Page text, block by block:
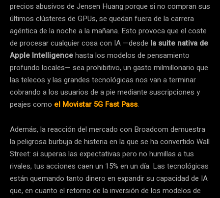
precios abusivos de Jensen Huang porque si no compran sus
últimos clústeres de GPUs, se quedan fuera de la carrera
agéntica de la noche a la mañana. Esto provoca que el coste
de procesar cualquier cosa con IA —desde la suite nativa de
Apple Intelligencehasta los modelos de pensamiento
profundo locales— sea prohibitivo, un gasto milmillonario que
las telecos y las grandes tecnológicas nos van a terminar
cobrando a los usuarios de a pie mediante suscripciones y
peajes como el Movistar 5G Fast Pass.
Además, la reacción del mercado con Broadcom demuestra
la peligrosa burbuja de histeria en la que se ha convertido Wall
Street: si superas las expectativas pero no humillas a tus
rivales, tus acciones caen un 15% en un día. Las tecnológicas
están quemando tanto dinero en expandir su capacidad de IA
que, en cuanto el retorno de la inversión de los modelos de